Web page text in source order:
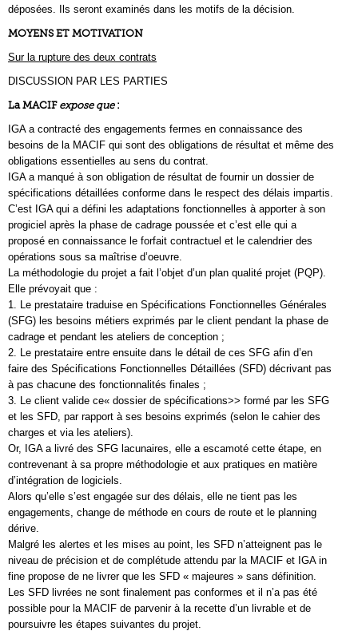
déposées. Ils seront examinés dans les motifs de la décision.
MOYENS ET MOTIVATION
Sur la rupture des deux contrats
DISCUSSION PAR LES PARTIES
La MACIF expose que:
IGA a contracté des engagements fermes en connaissance des
besoins de la MACIF qui sont des obligations de résultat et même des
obligations essentielles au sens du contrat.
IGA a manqué à son obligation de résultat de fournir un dossier de
spécifications détaillées conforme dans le respect des délais impartis.
C’est IGA qui a défini les adaptations fonctionnelles à apporter à son
progiciel après la phase de cadrage poussée et c’est elle qui a
proposé en connaissance le forfait contractuel et le calendrier des
opérations sous sa maîtrise d’oeuvre.
La méthodologie du projet a fait l’objet d’un plan qualité projet (PQP).
Elle prévoyait que :
1. Le prestataire traduise en Spécifications Fonctionnelles Générales
(SFG) les besoins métiers exprimés par le client pendant la phase de
cadrage et pendant les ateliers de conception ;
2. Le prestataire entre ensuite dans le détail de ces SFG afin d’en
faire des Spécifications Fonctionnelles Détaillées (SFD) décrivant pas
à pas chacune des fonctionnalités finales ;
3. Le client valide ce« dossier de spécifications>> formé par les SFG
et les SFD, par rapport à ses besoins exprimés (selon le cahier des
charges et via les ateliers).
Or, IGA a livré des SFG lacunaires, elle a escamoté cette étape, en
contrevenant à sa propre méthodologie et aux pratiques en matière
d’intégration de logiciels.
Alors qu’elle s’est engagée sur des délais, elle ne tient pas les
engagements, change de méthode en cours de route et le planning
dérive.
Malgré les alertes et les mises au point, les SFD n’atteignent pas le
niveau de précision et de complétude attendu par la MACIF et IGA in
fine propose de ne livrer que les SFD « majeures » sans définition.
Les SFD livrées ne sont finalement pas conformes et il n’a pas été
possible pour la MACIF de parvenir à la recette d’un livrable et de
poursuivre les étapes suivantes du projet.